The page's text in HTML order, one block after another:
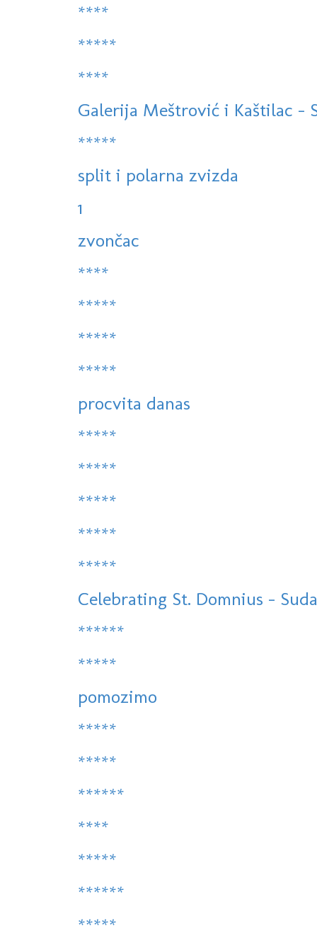
****
*****
****
Galerija Meštrović i Kaštilac -
*****
split i polarna zvizda
1
zvončac
****
*****
*****
*****
procvita danas
*****
*****
*****
*****
*****
Celebrating St. Domnius -
******
*****
pomozimo
*****
*****
******
****
*****
******
*****